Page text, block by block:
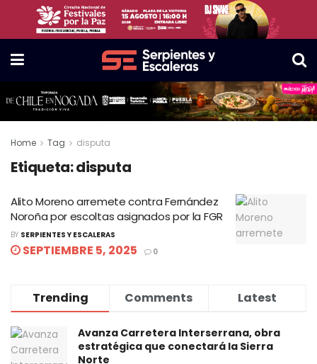
Home Tag disputa
Etiqueta:disputa
Alito Moreno arremete contra Fernández
Noroña por escoltas asignados por la FGR
BY SERPIENTES Y ESCALERAS
SEPTIEMBRE 5, 2025 0
Trending Comments Latest
Avanza Carretera Interserrana, obra
estratégica que conectará la Sierra
Norte